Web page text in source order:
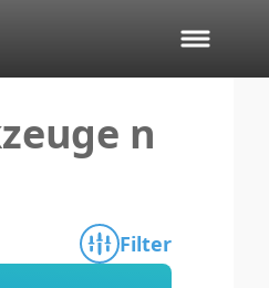
n
Filter